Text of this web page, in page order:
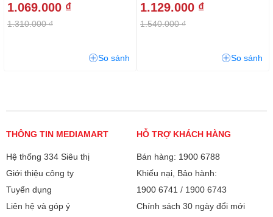
1.069.000 ₫
1.310.000 ₫
So sánh
1.129.000 ₫
1.540.000 ₫
So sánh
THÔNG TIN MEDIAMART
Hệ thống 334 Siêu thị
Giới thiệu công ty
Tuyển dụng
Liên hệ và góp ý
HỖ TRỢ KHÁCH HÀNG
Bán hàng: 1900 6788
Khiếu nại, Bảo hành:
1900 6741 / 1900 6743
Chính sách 30 ngày đổi mới